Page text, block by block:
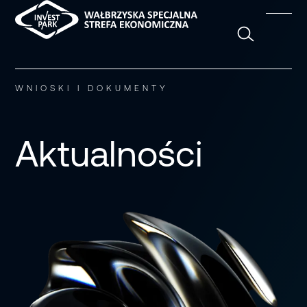
WNIOSKI I DOKUMENTY
Aktualności